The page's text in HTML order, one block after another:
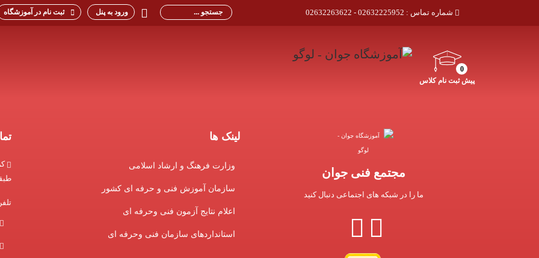
شماره تماس : 02632225952 - 02632263622 ورود به پنل ثبت نام در آموزشگاه
0
پیش ثبت نام کلاس
مجتمع فنی جوان
ما را در شبکه های اجتماعی دنبال کنید
لینک ها
وزارت فرهنگ و ارشاد اسلامی
سازمان آموزش فنی و حرفه ای کشور
اعلام نتایج آزمون فنی وحرفه ای
استانداردهای سازمان فنی وحرفه ای